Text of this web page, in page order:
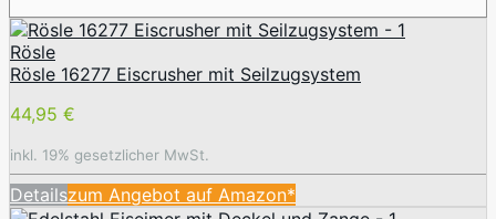
Rösle
Rösle 16277 Eiscrusher mit Seilzugsystem
44,95 €
inkl. 19% gesetzlicher MwSt.
Detailszum Angebot auf Amazon*